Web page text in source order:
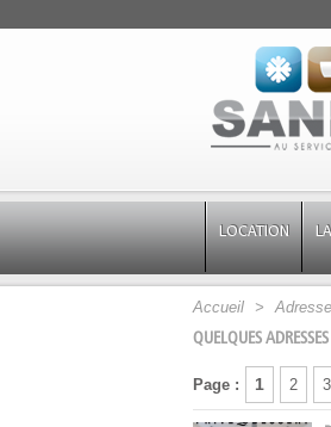
LOCATION
Accueil >
QUELQUES
Page : 1 2 3